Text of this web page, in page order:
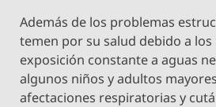
Además de los problemas
temen por su salud debido a los
exposición constante a aguas
algunos niños y adultos
afectaciones respiratorias y